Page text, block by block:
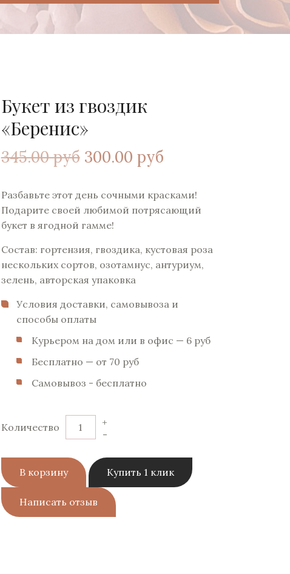
Букет из гвоздик
«Беренис»
345.00 руб 300.00 руб
Разбавьте этот день сочными красками!
Подарите своей любимой потрясающий
букет в ягодной гамме!
Состав: гортензия, гвоздика, кустовая роза
нескольких сортов, озотамнус, антуриум,
зелень, авторская упаковка
Условия доставки, самовывоза и
способы оплаты
Курьером на дом или в офис — 6 pуб
Бесплатно — от 70 pуб
Самовывоз - бесплатно
Количество
-
+
В корзину Купить 1 клик
Написать отзыв